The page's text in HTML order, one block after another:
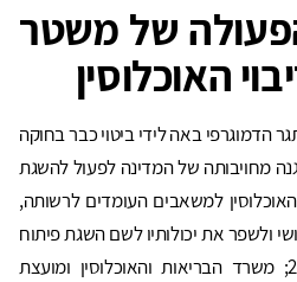
של משטר
האוכלוסין
הדמוגרפי באה לידי ביטוי כבר בחוקה
ב-2014. בסעיף 41 עוגנה מחויבותה של המדינה לפעול להשגת
האוכלוסין למשאבים העומדים לרשותה,
ולשפר את יכולותיו לשם השגת פיתוח
בר-קיימא (חוקת מצרים, 2014; משרד הבריאות והאוכלוסין ומועצת